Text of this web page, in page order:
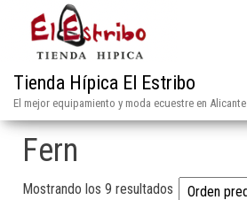
Tienda Hípica El Estribo
El mejor equipamiento y moda ecuestre en Alicante
Fern
Mostrando los 9 resultados